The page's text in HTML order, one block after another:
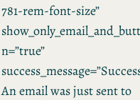
781-rem-font-size”
n=”true”
An email was just sent to